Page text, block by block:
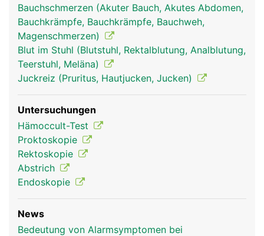
Bauchschmerzen (Akuter Bauch, Akutes Abdomen,
Bauchkrämpfe, Bauchkrämpfe, Bauchweh,
Magenschmerzen)
Blut im Stuhl (Blutstuhl, Rektalblutung, Analblutung,
Teerstuhl, Meläna)
Juckreiz (Pruritus, Hautjucken, Jucken)
Untersuchungen
Hämoccult-Test
Proktoskopie
Rektoskopie
Abstrich
Endoskopie
News
Bedeutung von Alarmsymptomen bei